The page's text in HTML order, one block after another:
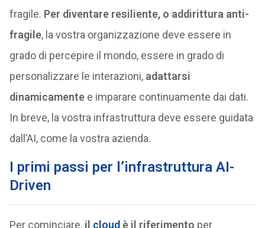
fragile. Per diventare resiliente, o addirittura anti-
fragile, la vostra organizzazione deve essere in
grado di percepire il mondo, essere in grado di
personalizzare le interazioni, adattarsi
dinamicamentee imparare continuamente dai dati.
In breve, la vostra infrastruttura deve essere guidata
dall’AI, come la vostra azienda.
I primi passi per l’infrastruttura AI-
Driven
Per cominciare, il cloud è il riferimento per